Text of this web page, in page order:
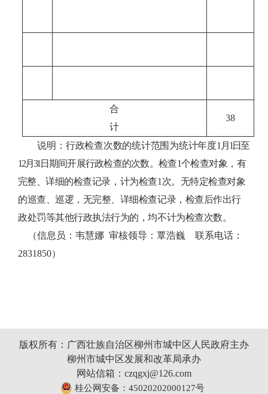
合
计
38
说明： 行政检查次数的统计范围为统计年度1 月1日至
12月31 日期间开展行政检查的次数。检查1个检查对象，有
完整、详细的检查记录，计为检查1 次。无特定检查对象
的巡查、巡逻，无完整、详细检查记录，检查后作出行
政处罚等其他行政执法行为的，均不计为检查次数。
（信息员：韦慧娜 审核领导：覃浩巍 联系电话：
2831850）
版权所有：广西壮族自治区柳州市城中区人民政府主办
柳州市城中区发展和改革局承办
网站信箱：czqgxj@126.com
桂公网安备：45020202000127号